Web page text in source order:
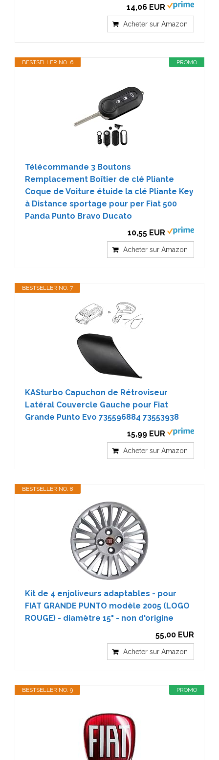
14,06 EUR
Acheter sur Amazon
PROMO
BESTSELLER NO. 6
Télécommande 3 Boutons
Remplacement Boîtier de clé Pliante
Coque de Voiture étuide la clé Pliante Key
à Distance sportage pour per Fiat 500
Panda Punto Bravo Ducato
10,55 EUR
Acheter sur Amazon
BESTSELLER NO. 7
KASturbo Capuchon de Rétroviseur
Latéral Couvercle Gauche pour Fiat
Grande Punto Evo 735596884 73553938
15,99 EUR
Acheter sur Amazon
BESTSELLER NO. 8
Kit de 4 enjoliveurs adaptables - pour
FIAT GRANDE PUNTO modèle 2005 (LOGO
ROUGE) - diamètre 15" - non d'origine
55,00 EUR
Acheter sur Amazon
PROMO
BESTSELLER NO. 9